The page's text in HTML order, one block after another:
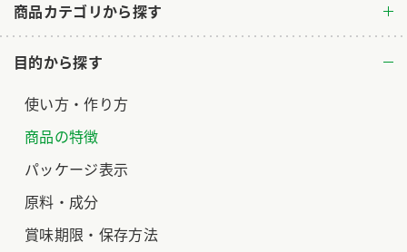
業務用サイト ミツカングループについて
商品カテゴリから探す
目的から探す
使い方・作り方
商品の特徴
パッケージ表示
原料・成分
賞味期限・保存方法